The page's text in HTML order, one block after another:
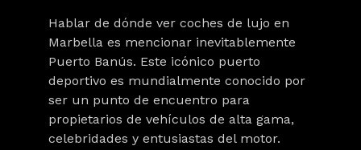
Hablar de dónde ver coches de lujo en
Marbella es mencionar inevitablemente
Puerto Banús. Este icónico puerto
deportivo es mundialmente conocido por
ser un punto de encuentro para
propietarios de vehículos de alta gama,
celebridades y entusiastas del motor.